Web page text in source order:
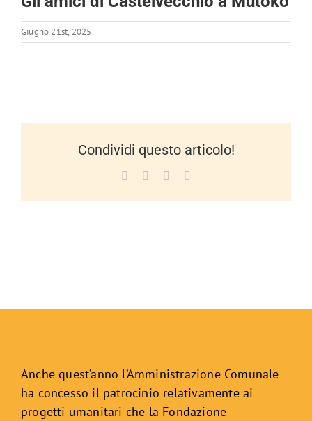
Giugno 21st, 2025
Condividi questo articolo!
Facebook LinkedIn
Anche quest’anno l’Amministrazione Comunale
ha concesso il patrocinio relativamente ai
progetti umanitari che la Fondazione